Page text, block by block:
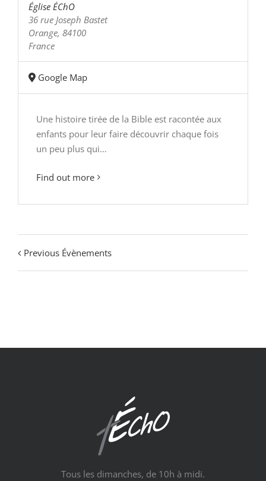
Église ÉChO
36 rue Joseph Bastet
Orange, 84100
France
Google Map
Une histoire tirée de la Bible est racontée aux
enfants pour leur faire découvrir chaque fois
un peu plus qui…
Find out more
Previous Évènements
Tous les dimanches, de 10h à midi.